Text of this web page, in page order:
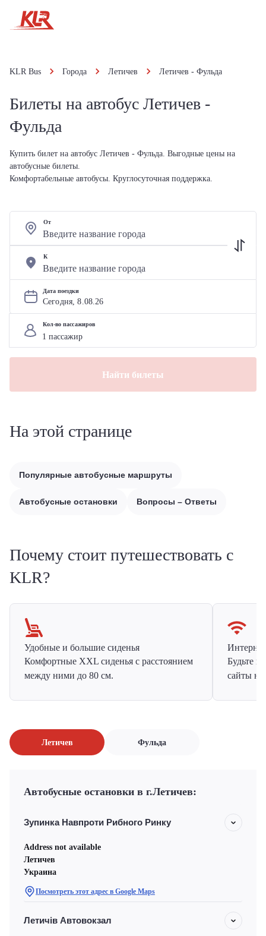
KLR Bus Города Летичeв Летичeв - Фульда
Билеты на автобус Летичeв -
Фульда
Купить билет на автобус Летичeв - Фульда. Выгодные цены на
автобусные билеты.
Комфортабельные автобусы. Круглосуточная поддержка.
От
К
Дата поездки
Сегодня, 8.08.26
Кол-во пассажиров
Найти билеты
На этой странице
Популярные автобусные маршруты
Автобусные остановки Вопросы – Ответы
Почему стоит путешествовать с
KLR?
Удобные и большие сиденья
Комфортные XXL сиденья с расстоянием
между ними до 80 см.
Будьте
сайты на
Летичeв Фульда
Автобусные остановки в г.Летичeв:
Зупинка Навпроти Рибного Ринку
Address not available
Летичeв
Украина
Посмотреть этот адрес в Google Maps
Летичів Автовокзал